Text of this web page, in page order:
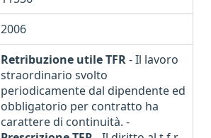
2006
Retribuzione utile TFR- Il lavoro
straordinario svolto
periodicamente dal dipendente ed
obbligatorio per contratto ha
carattere di continuità. -